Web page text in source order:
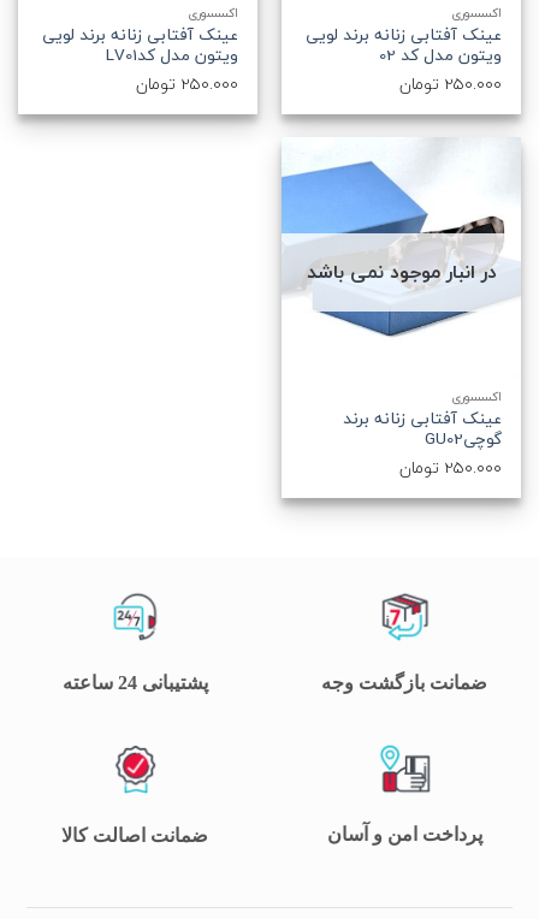
اکسسوری
عینک آفتابی زنانه برند لویی
ویتون مدل کد 02
250.000 تومان
اکسسوری
عینک آفتابی زنانه برند لویی
ویتون مدل کدLV01
250.000 تومان
در انبار موجود نمی باشد
اکسسوری
عینک آفتابی زنانه برند
گوچیGU02
250.000 تومان
ضمانت بازگشت وجه پشتیبانی 24 ساعته
پرداخت امن و آسان ضمانت اصالت کالا